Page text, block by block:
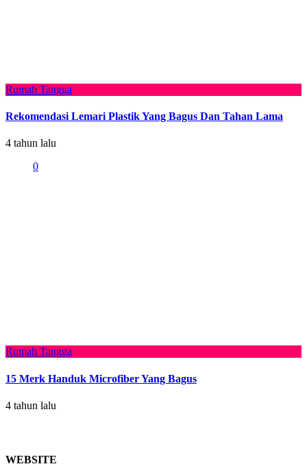
Rumah Tangga
Rekomendasi Lemari Plastik Yang Bagus Dan Tahan Lama
4 tahun lalu
0
Rumah Tangga
15 Merk Handuk Microfiber Yang Bagus
4 tahun lalu
WEBSITE